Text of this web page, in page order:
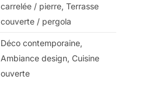
carrelée / pierre, Terrasse
couverte / pergola
Déco contemporaine,
Ambiance design, Cuisine
ouverte